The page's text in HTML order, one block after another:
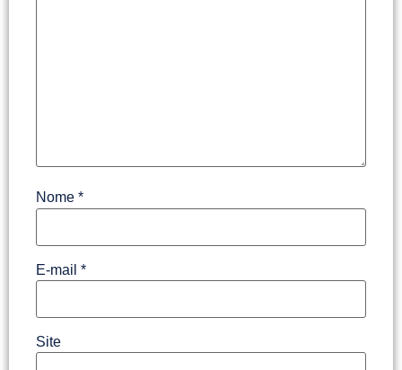
Nome *
E-mail *
Site